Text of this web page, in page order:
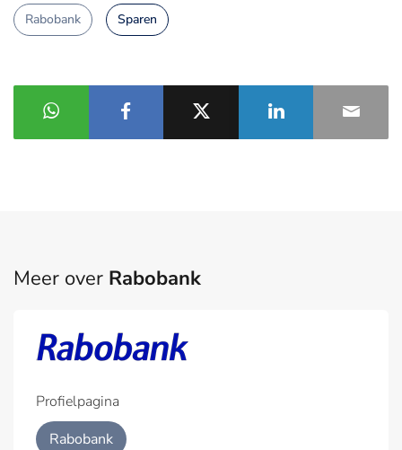
Rabobank Sparen
Meer over Rabobank
Profielpagina
Rabobank